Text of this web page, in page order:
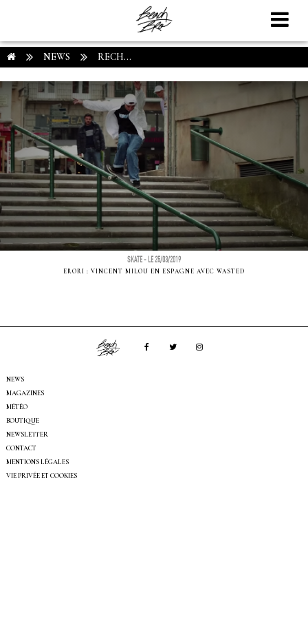
NEWS RECH...
SKATE - LE 25/03/2019
ERORI : VINCENT MILOU EN ESPAGNE AVEC WASTED
NEWS
MAGAZINES
MÉTÉO
BOUTIQUE
NEWSLETTER
CONTACT
MENTIONS LÉGALES
VIE PRIVÉE ET COOKIES